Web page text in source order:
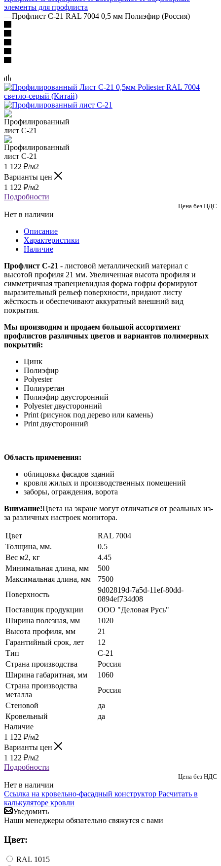
элементы для профлиста
—Профлист C-21 RAL 7004 0,5 мм Полиэфир (Россия)
1 122 ₽/м2
Варианты цен
1 122 ₽/м2
Подробности
Цена без НДС
Нет в наличии
Описание
Характеристики
Наличие
Профлист С-21 - листовой металлический материал с
высотой профиля 21 мм. Увеличенная высота профиля и
симметричная трапециевидная форма гофры формируют
выразительный рельеф поверхности, придают листу
жёсткость и обеспечивают аккуратный внешний вид
покрытия.
Мы производим и продаем большой ассортимент
профлистов различных цветов и вариантов полимерных
покрытий:
Цинк
Полиэфир
Polyester
Полиуретан
Полиэфир двусторонний
Polyester двусторонний
Print (рисунок под дерево или камень)
Print двусторонний
Область применения:
облицовка фасадов зданий
кровля жилых и производственных помещений
заборы, ограждения, ворота
Внимание!Цвета на экране могут отличаться от реальных из-
за различных настроек монитора.
Цвет
RAL 7004
Толщина, мм.
0.5
Вес м2, кг
4.45
Минимальная длина, мм
500
Максимальная длина, мм
7500
Поверхность
9d02819d-7a5d-11ef-80dd-
0894ef734d08
Поставщик продукции
ООО "Деловая Русь"
Ширина полезная, мм
1020
Высота профиля, мм
21
Гарантийный срок, лет
12
Тип
C-21
Страна производства
Россия
Ширина габаритная, мм
1060
Страна производства
металла
Россия
Стеновой
да
Кровельный
да
Наличие
1 122 ₽/м2
Варианты цен
1 122 ₽/м2
Подробности
Цена без НДС
Нет в наличии
Ссылка на кровельно-фасадный конструктор Расчитать в
калькуляторе кровли
Уведомить
Наши менеджеры обязательно свяжутся с вами
Цвет:
RAL 1015